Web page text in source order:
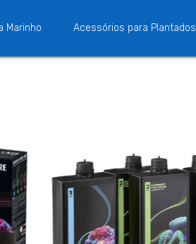
Marinho Acessórios para Plantados